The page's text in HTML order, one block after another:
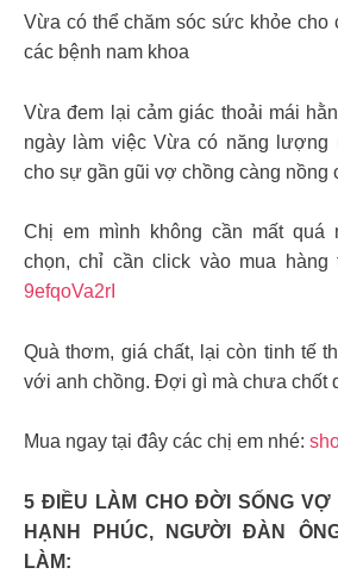
Vừa có thể chăm sóc sức khỏe
các bệnh nam khoa
Vừa đem lại cảm giác thoải mái
ngày làm việc Vừa có năng
cho sự gần gũi vợ chồng càng nồng
Chị em mình không cần mất quá
chọn, chỉ cần click vào mua hàng
9efqoVa2rI
Quà thơm, giá chất, lại còn tinh tế
với anh chồng. Đợi gì mà chưa chốt
Mua ngay tại đây các chị em nhé:
5 ĐIỀU LÀM CHO ĐỜI SỐNG VỢ
HẠNH PHÚC, NGƯỜI ĐÀN
LÀM: